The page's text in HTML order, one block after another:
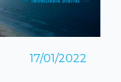
17/01/2022